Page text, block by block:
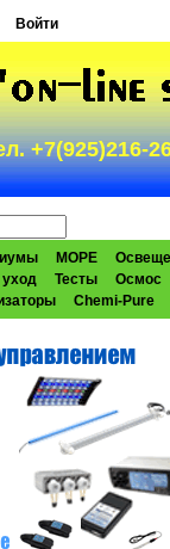
Войти
+7(925)216-
МОРЕ
уход Тесты
Осмос
Chemi-Pure